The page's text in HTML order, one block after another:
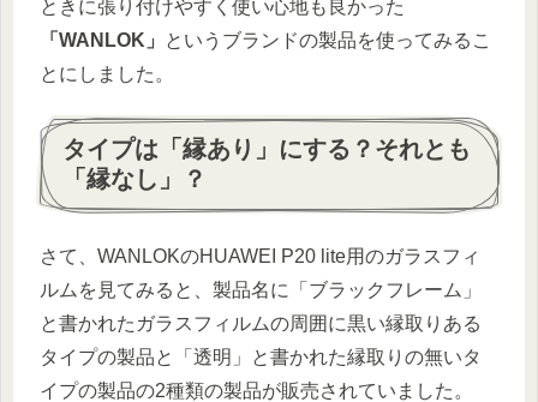
ときに張り付けやすく使い心地も良かった
「WANLOK」
というブランドの製品を使ってみるこ
とにしました。
タイプは「縁あり」にする？それとも
「縁なし」？
さて、WANLOKのHUAWEI P20 lite用のガラスフィ
ルムを見てみると、製品名に「ブラックフレーム」
と書かれたガラスフィルムの周囲に黒い縁取りある
タイプの製品と「透明」と書かれた縁取りの無いタ
イプの製品の2種類の製品が販売されていました。